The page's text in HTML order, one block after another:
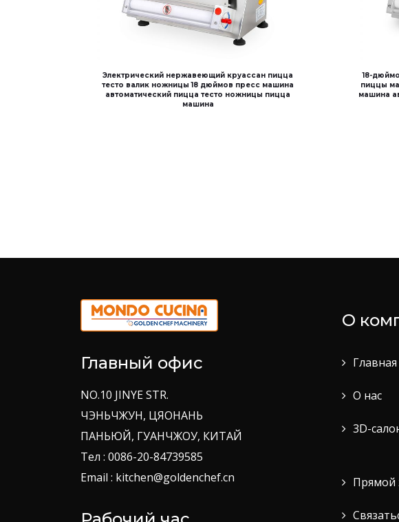
Электрический нержавеющий круассан пицца
тесто валик ножницы 18 дюймов пресс машина
автоматический пицца тесто ножницы пицца
машина
18-
пиццы
машина
Главный офис
NO.10 JINYE STR.
ЧЭНЬЧЖУН, ЦЯОНАНЬ
ПАНЬЮЙ, ГУАНЧЖОУ, КИТАЙ
Тел : 0086-20-84739585
Email : kitchen@goldenchef.cn
О
Главная
О нас
3D-
Прямой